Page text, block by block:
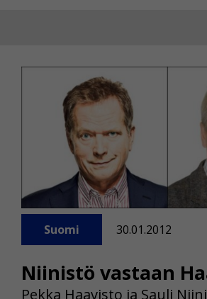
Niinistö vastaan
Suomi 30.01.2012
Pekka Haavisto ja Sauli